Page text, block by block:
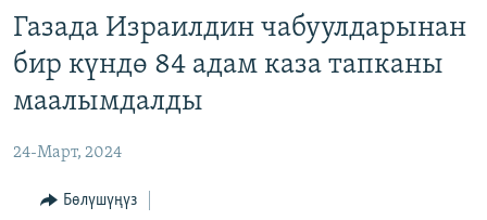
Издөөгө
салыңыз
МАДАНИЯТ
ДҮЙНӨ
УКРАИНА
ТВ ПРОГРАММАЛАР
БҮГҮН АЗАТТЫКТА
ПОДКАСТ
Газада Израилдин чабуулдарынан
бир күндө 84 адам каза тапканы
маалымдалды
24-Март, 2024
Бөлүшүңүз